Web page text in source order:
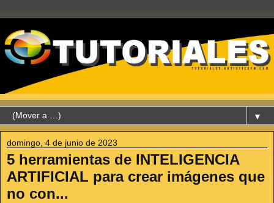
▼
domingo, 4 de junio de 2023
5 herramientas de INTELIGENCIA
ARTIFICIAL para crear imágenes que
no con...